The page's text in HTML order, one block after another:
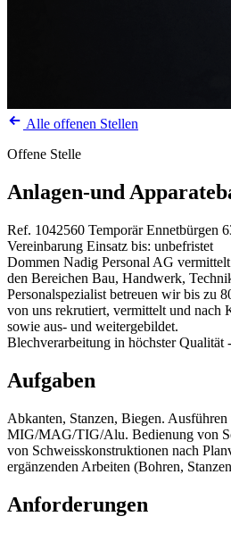
Alle offenen Stellen
Offene Stelle
Anlagen-und
Ref. 1042560 Temporär Ennetbürgen
Vereinbarung Einsatz bis: unbefristet
Dommen Nadig Personal AG
den Bereichen Bau, Handwerk,
Personalspezialist betreuen wir bis zu
von uns rekrutiert, vermittelt und nach
sowie aus- und weitergebildet.
Blechverarbeitung in höchster Qualität
Aufgaben
Abkanten, Stanzen, Biegen.
MIG/MAG/TIG/Alu. Bedienung von
von Schweisskonstruktionen nach
ergänzenden Arbeiten (Bohren,
Anforderungen